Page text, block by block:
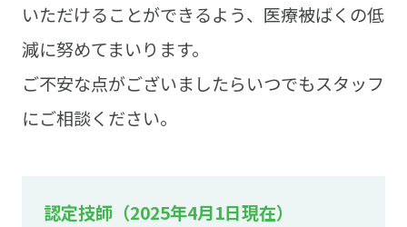
いただけることができるよう、医療被ばくの低
減に努めてまいります。
ご不安な点がございましたらいつでもスタッフ
にご相談ください。
認定技師（2025年4月1日現在）